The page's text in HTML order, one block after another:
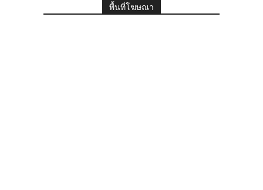
พื้นที่โฆษณา